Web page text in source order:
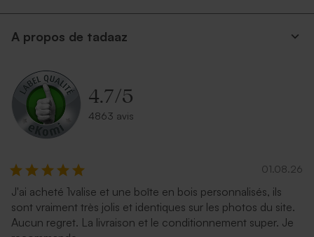
A propos de tadaaz
4.7/5
4863 avis
01.08.26
J'ai acheté 1valise et une boîte en bois personnalisés, ils
sont vraiment très jolis et identiques sur les photos du site.
Aucun regret. La livraison et le conditionnement super. Je